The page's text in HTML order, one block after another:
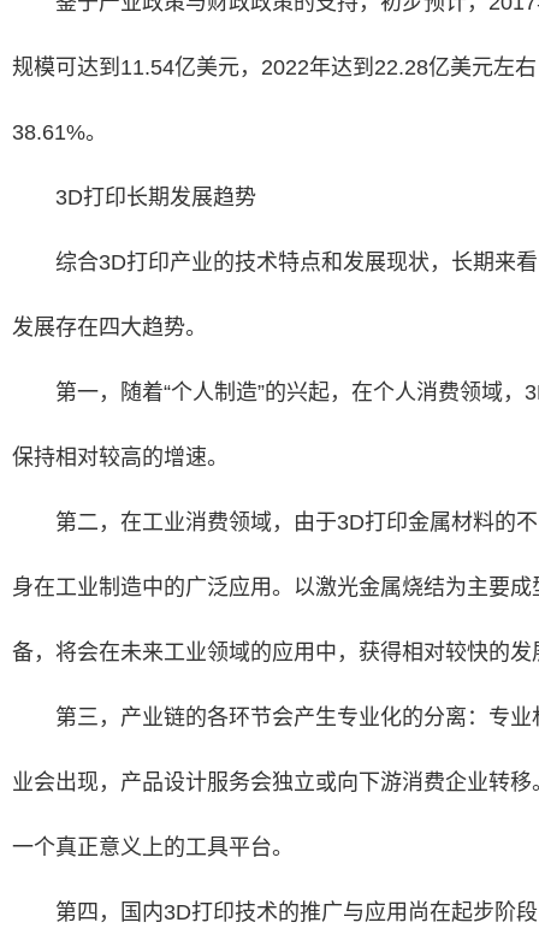
规模可达到11.54亿美元，2022年达到22.28亿美元左
38.61%。
3D打印长期发展趋势
综合3D打印产业的技术特点和发展现状，长期来
发展存在四大趋势。
第一，随着“个人制造”的兴起，在个人消费领域，
保持相对较高的增速。
第二，在工业消费领域，由于3D打印金属材料的不
身在工业制造中的广泛应用。以激光金属烧结为主要
备，将会在未来工业领域的应用中，获得相对较快的发
第三，产业链的各环节会产生专业化的分离：专业
业会出现，产品设计服务会独立或向下游消费企业转
一个真正意义上的工具平台。
第四，国内3D打印技术的推广与应用尚在起步阶段